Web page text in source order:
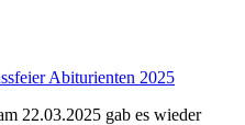
Abiturienten 2025
22.03.2025 gab es wieder